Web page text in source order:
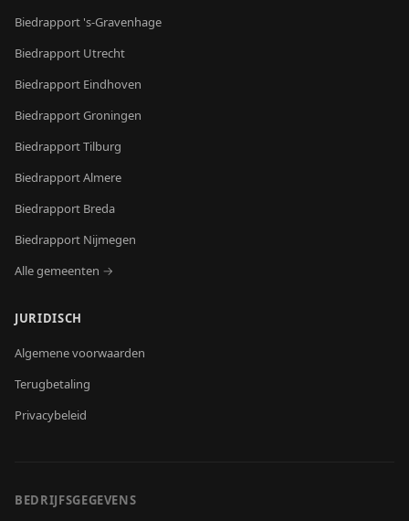
Biedrapport 's-Gravenhage
Biedrapport Utrecht
Biedrapport Eindhoven
BiedrapportGroningen
BiedrapportTilburg
BiedrapportAlmere
Biedrapport Breda
Biedrapport Nijmegen
Alle gemeenten →
JURIDISCH
Algemene voorwaarden
Terugbetaling
Privacybeleid
BEDRIJFSGEGEVENS